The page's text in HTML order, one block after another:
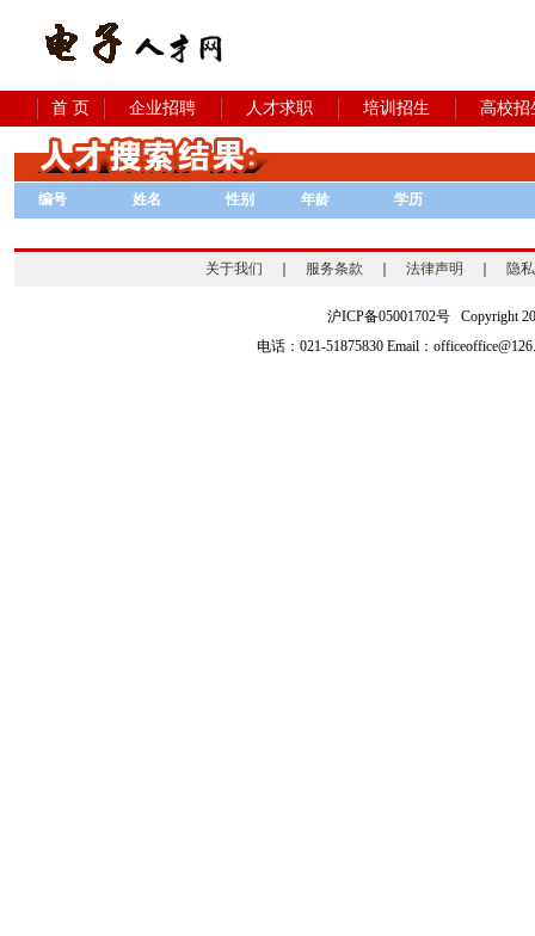
首 页 企业招聘 人才求职 培训招生 高校招
编号 姓名 性别 年龄 学历
关于我们 服务条款 法律声明 隐
沪ICP备05001702号 Copyright
电话：021-51875830 Email：